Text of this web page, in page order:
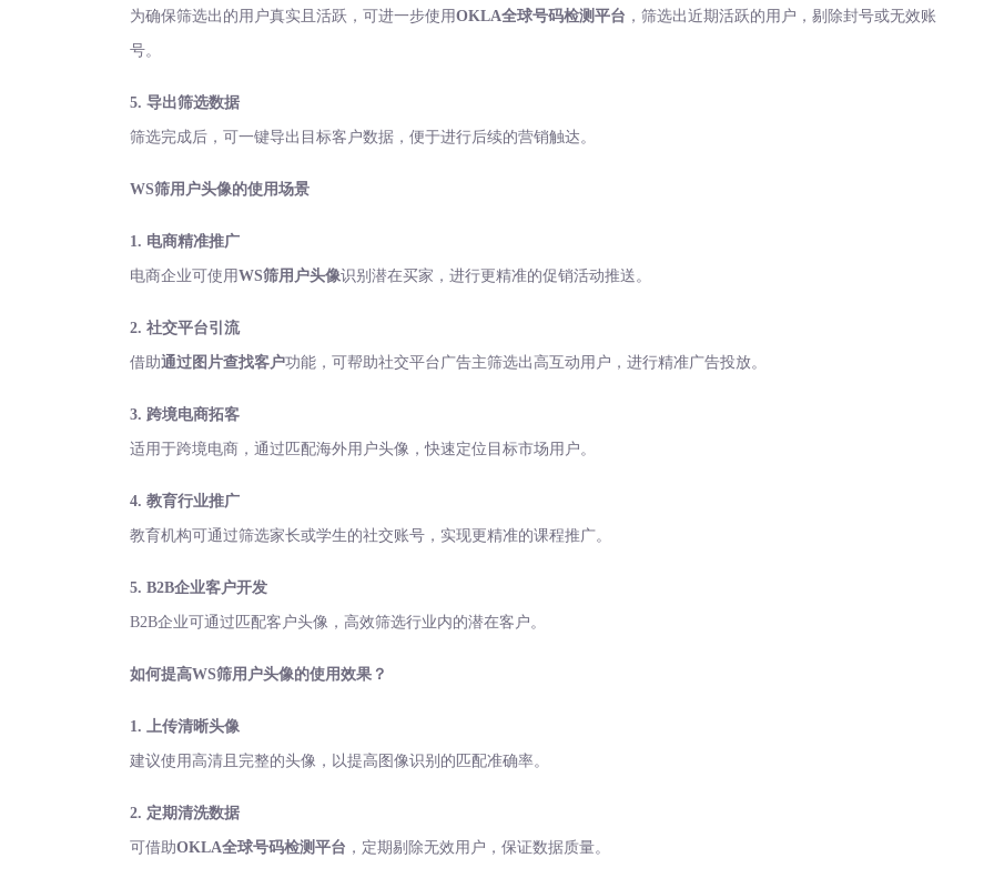
为确保筛选出的用户真实且活跃，可进一步使用OKLA全球号码检测平台 ，筛选出近期活跃的用户，剔除封号或无效账
号。
5. 导出筛选数据
筛选完成后，可一键导出目标客户数据，便于进行后续的营销触达。
WS筛用户头像的使用场景
1. 电商精准推广
电商企业可使用WS筛用户头像识别潜在买家，进行更精准的促销活动推送。
2. 社交平台引流
借助通过图片查找客户功能，可帮助社交平台广告主筛选出高互动用户，进行精准广告投放。
3. 跨境电商拓客
适用于跨境电商，通过匹配海外用户头像，快速定位目标市场用户。
4. 教育行业推广
教育机构可通过筛选家长或学生的社交账号，实现更精准的课程推广。
5. B2B企业客户开发
B2B企业可通过匹配客户头像，高效筛选行业内的潜在客户。
如何提高WS筛用户头像的使用效果？
1. 上传清晰头像
建议使用高清且完整的头像，以提高图像识别的匹配准确率。
2. 定期清洗数据
可借助OKLA全球号码检测平台 ，定期剔除无效用户，保证数据质量。